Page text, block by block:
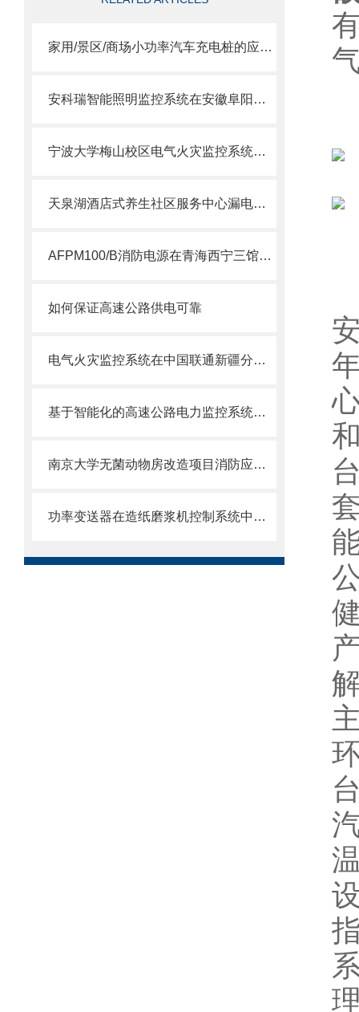
家用/景区/商场小功率汽车充电桩的应用和用能计量分析
安科瑞智能照明监控系统在安徽阜阳岳家湖世纪城的设计与应用
宁波大学梅山校区电气火灾监控系统的设计与应用
天泉湖酒店式养生社区服务中心漏电火灾监控系统的设计与应1用
AFPM100/B消防电源在青海西宁三馆项目的应用
如何保证高速公路供电可靠
电气火灾监控系统在中国联通新疆分公司经济开发区核心机房楼项目的应用
基于智能化的高速公路电力监控系统技术研究
南京大学无菌动物房改造项目消防应急照明和疏散指示系统的研究与应用
功率变送器在造纸磨浆机控制系统中的应用